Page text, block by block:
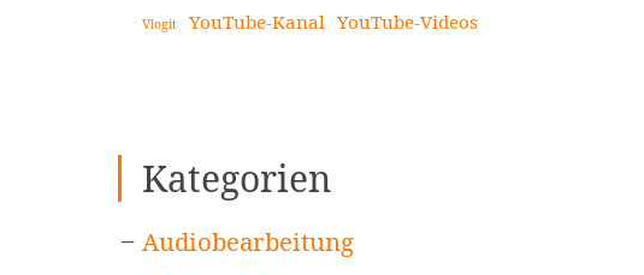
Vlogit YouTube-Kanal YouTube-Videos
Kategorien
Audiobearbeitung